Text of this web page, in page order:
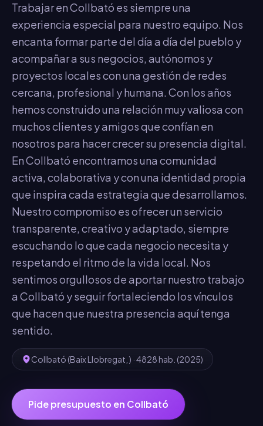
Trabajar en Collbató es siempre una
experiencia especial para nuestro equipo. Nos
encanta formar parte del día a día del pueblo y
acompañar a sus negocios, autónomos y
proyectos locales con una gestión de redes
cercana, profesional y humana. Con los años
hemos construido una relación muy valiosa con
muchos clientes y amigos que confían en
nosotros para hacer crecer su presencia digital.
En Collbató encontramos una comunidad
activa, colaborativa y con una identidad propia
que inspira cada estrategia que desarrollamos.
Nuestro compromiso es ofrecer un servicio
transparente, creativo y adaptado, siempre
escuchando lo que cada negocio necesita y
respetando el ritmo de la vida local. Nos
sentimos orgullosos de aportar nuestro trabajo
a Collbató y seguir fortaleciendo los vínculos
que hacen que nuestra presencia aquí tenga
sentido.
Collbató (Baix Llobregat ) ·4828hab. (2025)
Pide presupuesto en Collbató